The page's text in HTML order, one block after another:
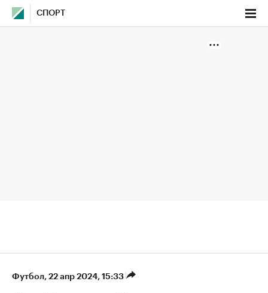
СПОРТ
Футбол⁠, 22 апр 2024, 15:33